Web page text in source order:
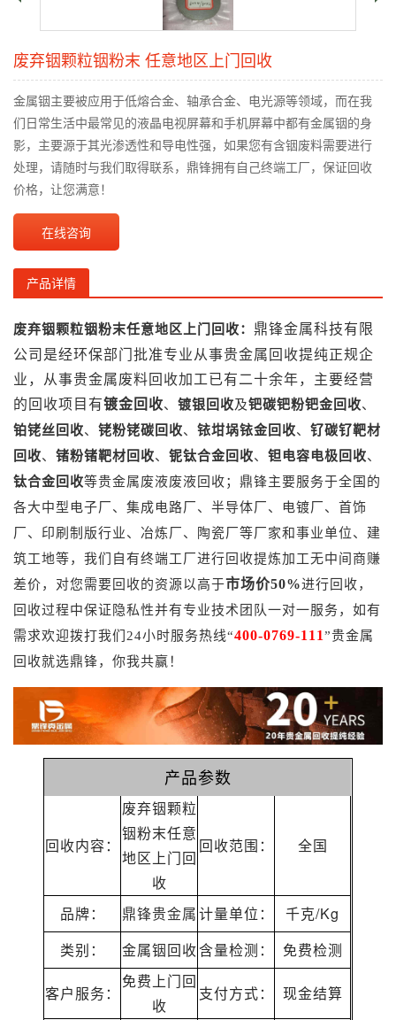
废弃铟颗粒铟粉末 任意地区上门回收
金属铟主要被应用于低熔合金、轴承合金、电光源等领域，而在我
们日常生活中最常见的液晶电视屏幕和手机屏幕中都有金属铟的身
影，主要源于其光渗透性和导电性强，如果您有含铟废料需要进行
处理，请随时与我们取得联系，鼎锋拥有自己终端工厂，保证回收
价格，让您满意！
在线咨询
产品详情
废弃铟颗粒铟粉末任意地区上门回收： 鼎锋金属科技有限
公司是经环保部门批准专业从事贵金属回收提纯正规企
业，从事贵金属废料回收加工已有二十余年，主要经营
的回收项目有镀金回收、 镀银回收及钯碳钯粉钯金回收、
铂铑丝回收、 铑粉铑碳回收、 铱坩埚铱金回收、 钌碳钌靶材
回收、 锗粉锗靶材回收、 铌钛合金回收、 钽电容电极回收、
钛合金回收等贵金属废液废液回收； 鼎锋主要服务于全国的
各大中型电子厂、集成电路厂、半导体厂、电镀厂、首饰
厂、印刷制版行业、冶炼厂、陶瓷厂等厂家和事业单位、建
筑工地等，我们自有终端工厂进行回收提炼加工无中间商赚
差价，对您需要回收的资源以高于市场价50%进行回收，
回收过程中保证隐私性并有专业技术团队一对一服务，如有
需求欢迎拨打我们24小时服务热线“400-0769-111”贵金属
回收就选鼎锋，你我共赢！
产品参数
回收内容：
废弃铟颗粒
铟粉末任意
地区上门回
收
回收范围： 全国
品牌： 鼎锋贵金属计量单位：
千克/Kg
类别：
金属铟回收含量检测： 免费检测
客户服务：
免费上门回
收
支付方式：
现金结算